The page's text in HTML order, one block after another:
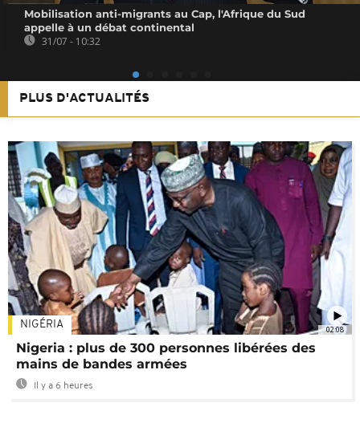
Mobilisation anti-migrants au Cap, l'Afrique du Sud
appelle à un débat continental
31/07 - 10:32
PLUS D'ACTUALITÉS
02:08
NIGÉRIA
Nigeria : plus de 300 personnes libérées des
mains de bandes armées
Il y a 6 heures